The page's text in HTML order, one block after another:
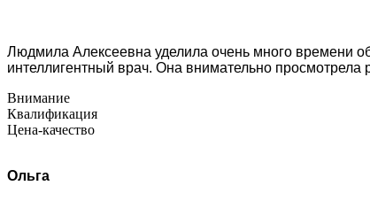
Людмила Алексеевна уделила очень много времени
интеллигентный врач. Она внимательно
Внимание
Квалификация
Цена-качество
Ольга